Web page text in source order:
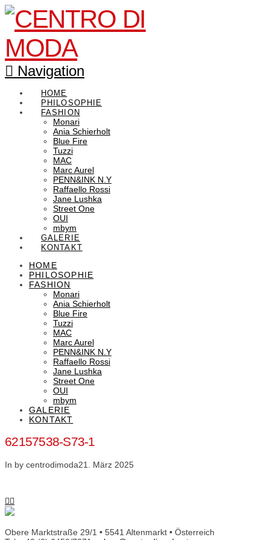
Navigation
HOME
PHILOSOPHIE
FASHION
Monari
Ania Schierholt
Blue Fire
Tuzzi
MAC
Marc Aurel
PENN&INK N.Y
Raffaello Rossi
Jane Lushka
Street One
OUI
mbym
GALERIE
KONTAKT
HOME
PHILOSOPHIE
FASHION
Monari
Ania Schierholt
Blue Fire
Tuzzi
MAC
Marc Aurel
PENN&INK N.Y
Raffaello Rossi
Jane Lushka
Street One
OUI
mbym
GALERIE
KONTAKT
62157538-S73-1
In by centrodimoda21. März 2025
Obere Marktstraße 29/1 • 5541 Altenmarkt • Österreich